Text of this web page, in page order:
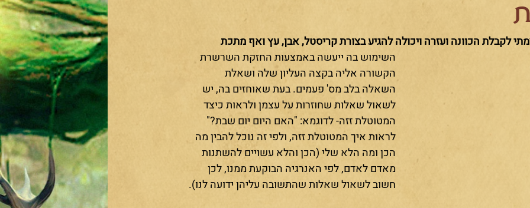
לקבלת הכוונה ועזרה ויכולה להגיע בצורת קריסטל, אבן, עץ ואף מתכת
השימוש בה ייעשה באמצעות החזקת השרשרת
הקשורה אליה בקצה העליון שלה ושאלת
השאלה בלב מס' פעמים. בעת שאוחזים בה, יש
לשאול שאלות שחוזרות על עצמן ולראות כיצד
המטוטלת זזה- לדוגמא: "האם היום יום שבת?"
לראות איך המטוטלת זזה, ולפי זה נוכל להבין מה
הכן ומה הלא שלי (הכן והלא עשויים להשתנות
מאדם לאדם, לפי האנרגיה הבוקעת ממנו, לכן
חשוב לשאול שאלות שהתשובה עליהן ידועה לנו).